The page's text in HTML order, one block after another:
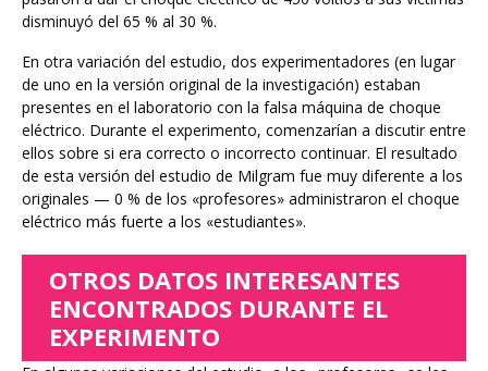
disminuyó del 65 % al 30 %.
En otra variación del estudio, dos experimentadores (en lugar
de uno en la versión original de la investigación) estaban
presentes en el laboratorio con la falsa máquina de choque
eléctrico. Durante el experimento, comenzarían a discutir entre
ellos sobre si era correcto o incorrecto continuar. El resultado
de esta versión del estudio de Milgram fue muy diferente a los
originales — 0 % de los «profesores» administraron el choque
eléctrico más fuerte a los «estudiantes».
OTROS DATOS INTERESANTES
ENCONTRADOS DURANTE EL
EXPERIMENTO